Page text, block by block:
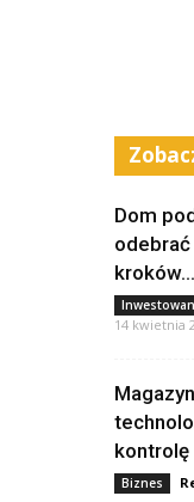
Dom
kroków...
14 kwietnia
kontrolę
Biznes